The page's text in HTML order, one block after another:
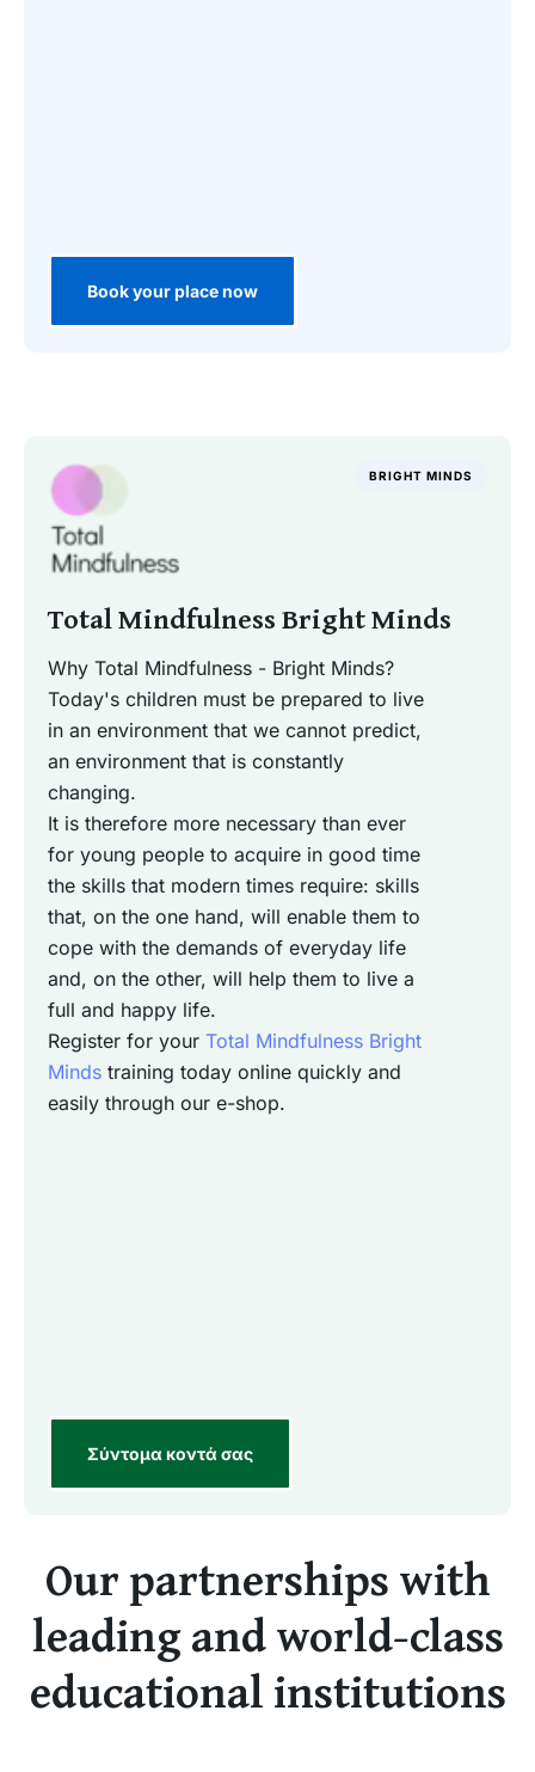
Book your place now
BRIGHT MINDS
Total Mindfulness Bright Minds
Why Total Mindfulness - Bright Minds?
Today's children must be prepared to live
in an environment that we cannot predict,
an environment that is constantly
changing.
It is therefore more necessary than ever
for young people to acquire in good time
the skills that modern times require: skills
that, on the one hand, will enable them to
cope with the demands of everyday life
and, on the other, will help them to live a
full and happy life.
Register for your Total Mindfulness Bright
Minds training today online quickly and
easily through our e-shop.
Σύντομα κοντά σας
Our partnerships with
leading and world-class
educational institutions